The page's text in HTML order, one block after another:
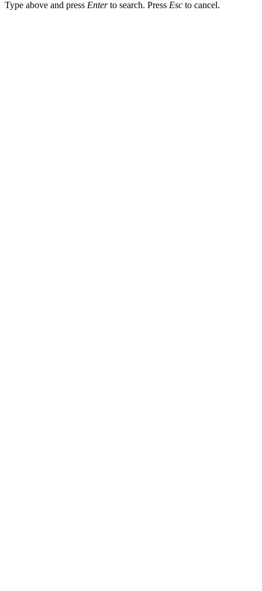
Type above and press Enterto search. Press Esc to cancel.